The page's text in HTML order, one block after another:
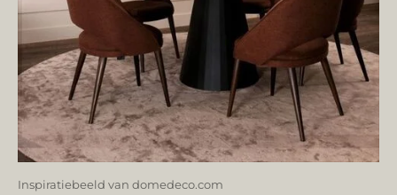
Inspiratiebeeld van domedeco.com